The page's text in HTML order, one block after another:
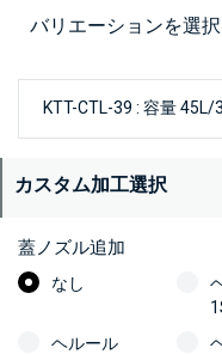
バリエーションを選
カスタム加工選択
蓋ノズル追加
なし
ヘルール